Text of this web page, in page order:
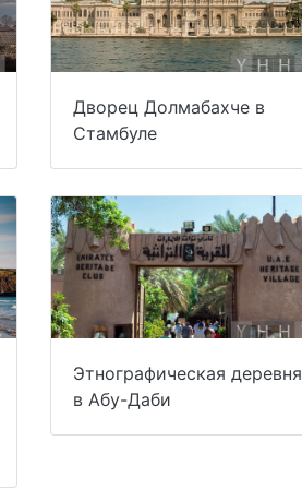
Дворец Долмабахче в
Стамбуле
Этнографическая деревня
в Абу-Даби